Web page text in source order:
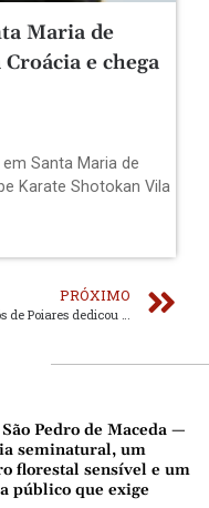
Maria de
e chega
Santa Maria de
Karate Shotokan Vila
PRÓXIMO
Pedro de Maceda —
seminatural, um
florestal sensível e um
público que exige